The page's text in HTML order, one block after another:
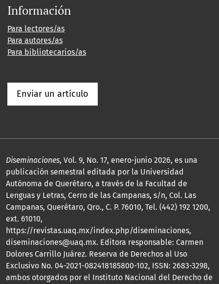
Información
Para lectores/as
Para autores/as
Para bibliotecarios/as
Enviar un artículo
Diseminaciones, Vol. 9, No. 17, enero-junio 2026, es una
publicación semestral editada por la Universidad
Autónoma de Querétaro, a través de la Facultad de
Lenguas y Letras, Cerro de las Campanas, s/n, Col. Las
Campanas, Querétaro, Qro., C. P. 76010, Tel. (442) 192 1200,
ext. 61010,
https://revistas.uaq.mx/index.php/diseminaciones,
diseminaciones@uaq.mx. Editora responsable: Carmen
Dolores Carrillo Juárez. Reserva de Derechos al Uso
Exclusivo No. 04-2021-082418185800-102, ISSN: 2683-3298,
ambos otorgados por el Instituto Nacional del Derecho de